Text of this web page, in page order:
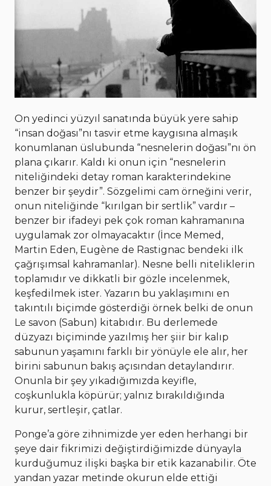
On yedinci yüzyıl sanatında büyük yere sahip
“insan doğası”nı tasvir etme kaygısına almaşık
konumlanan üslubunda “nesnelerin doğası”nı ön
plana çıkarır. Kaldı ki onun için “nesnelerin
niteliğindeki detay roman karakterindekine
benzer bir şeydir”. Sözgelimi cam örneğini verir,
onun niteliğinde “kırılgan bir sertlik” vardır –
benzer bir ifadeyi pek çok roman kahramanına
uygulamak zor olmayacaktır (İnce Memed,
Martin Eden, Eugène de Rastignac bendeki ilk
çağrışımsal kahramanlar). Nesne belli niteliklerin
toplamıdır ve dikkatli bir gözle incelenmek,
keşfedilmek ister. Yazarın bu yaklaşımını en
takıntılı biçimde gösterdiği örnek belki de onun
Le savon (Sabun) kitabıdır. Bu derlemede
düzyazı biçiminde yazılmış her şiir bir kalıp
sabunun yaşamını farklı bir yönüyle ele alır, her
birini sabunun bakış açısından detaylandırır.
Onunla bir şey yıkadığımızda keyifle,
coşkunlukla köpürür; yalnız bırakıldığında
kurur, sertleşir, çatlar.
Ponge’a göre zihnimizde yer eden herhangi bir
şeye dair fikrimizi değiştirdiğimizde dünyayla
kurduğumuz ilişki başka bir etik kazanabilir. Öte
yandan yazar metinde okurun elde ettiği